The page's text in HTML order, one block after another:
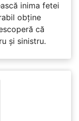
inima fetei
obține
că
și sinistru.